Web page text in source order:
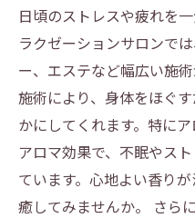
日頃のストレスや疲れを
ラクゼーションサロンで
ー、エステなど幅広い施
施術により、身体をほぐ
かにしてくれます。特に
アロマ効果で、不眠やス
ています。心地よい香り
癒してみませんか。 さら